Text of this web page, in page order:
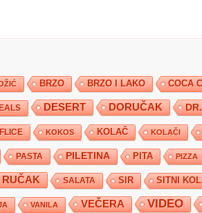
BRZO BRZO I LAKO COCA
DESERT DORUČAK
KOKOS KOLAČ KOLAČI
PASTA PILETINA PITA PIZZA
RUČAK SALATA SIR SITNI
VANILA VEČERA VIDEO